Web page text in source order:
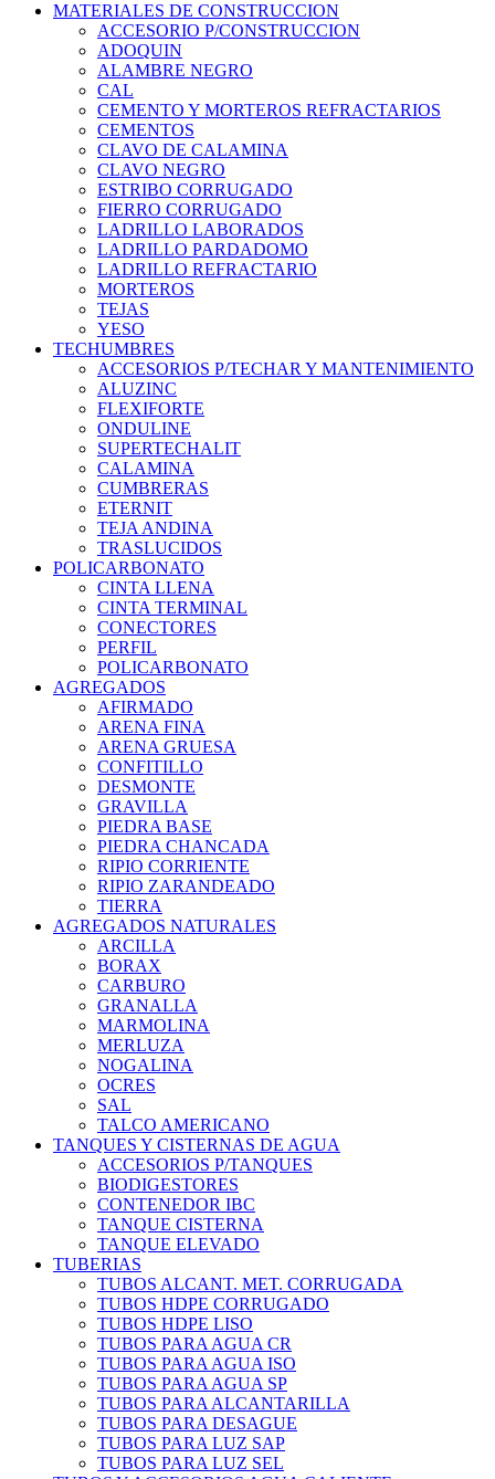
MATERIALES DE CONSTRUCCION
ACCESORIO P/CONSTRUCCION
ADOQUIN
ALAMBRE NEGRO
CAL
CEMENTO Y MORTEROS REFRACTARIOS
CEMENTOS
CLAVO DE CALAMINA
CLAVO NEGRO
ESTRIBO CORRUGADO
FIERRO CORRUGADO
LADRILLO LABORADOS
LADRILLO PARDADOMO
LADRILLO REFRACTARIO
MORTEROS
TEJAS
YESO
TECHUMBRES
ACCESORIOS P/TECHAR Y MANTENIMIENTO
ALUZINC
FLEXIFORTE
ONDULINE
SUPERTECHALIT
CALAMINA
CUMBRERAS
ETERNIT
TEJA ANDINA
TRASLUCIDOS
POLICARBONATO
CINTA LLENA
CINTA TERMINAL
CONECTORES
PERFIL
POLICARBONATO
AGREGADOS
AFIRMADO
ARENA FINA
ARENA GRUESA
CONFITILLO
DESMONTE
GRAVILLA
PIEDRA BASE
PIEDRA CHANCADA
RIPIO CORRIENTE
RIPIO ZARANDEADO
TIERRA
AGREGADOS NATURALES
ARCILLA
BORAX
CARBURO
GRANALLA
MARMOLINA
MERLUZA
NOGALINA
OCRES
SAL
TALCO AMERICANO
TANQUES Y CISTERNAS DE AGUA
ACCESORIOS P/TANQUES
BIODIGESTORES
CONTENEDOR IBC
TANQUE CISTERNA
TANQUE ELEVADO
TUBERIAS
TUBOS ALCANT. MET. CORRUGADA
TUBOS HDPE CORRUGADO
TUBOS HDPE LISO
TUBOS PARA AGUA CR
TUBOS PARA AGUA ISO
TUBOS PARA AGUA SP
TUBOS PARA ALCANTARILLA
TUBOS PARA DESAGUE
TUBOS PARA LUZ SAP
TUBOS PARA LUZ SEL